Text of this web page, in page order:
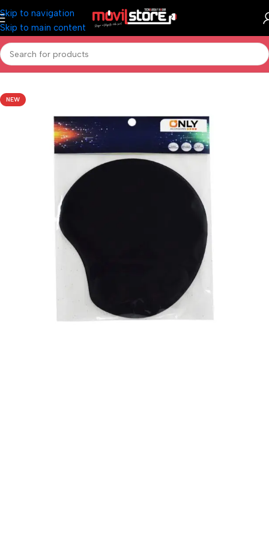
Skip to navigation
Skip to main content
Inicio/Informática/Mouse
NEW